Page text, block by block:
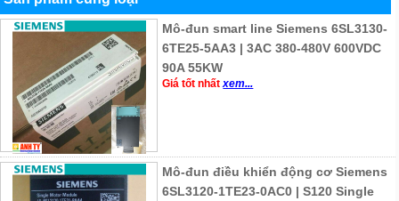
Mô-đun smart line Siemens 6SL3130-
6TE25-5AA3 | 3AC 380-480V 600VDC
90A 55KW
Giá tốt nhấtxem...
Mô-đun điều khiển động cơ Siemens
6SL3120-1TE23-0AC0 | S120 Single